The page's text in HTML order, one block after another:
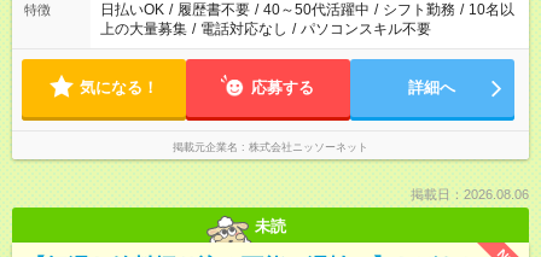
特徴 日払いOK / 履歴書不要 / 40～50代活躍中 / シフト勤務 / 10名以
上の大量募集 / 電話対応なし / パソコンスキル不要
気になる！ 応募する 詳細へ
掲載元企業名 株式会社ニッソーネット
掲載日：2026.08.06
未読